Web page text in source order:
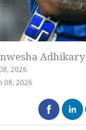
Adhikary
2026
08, 2026